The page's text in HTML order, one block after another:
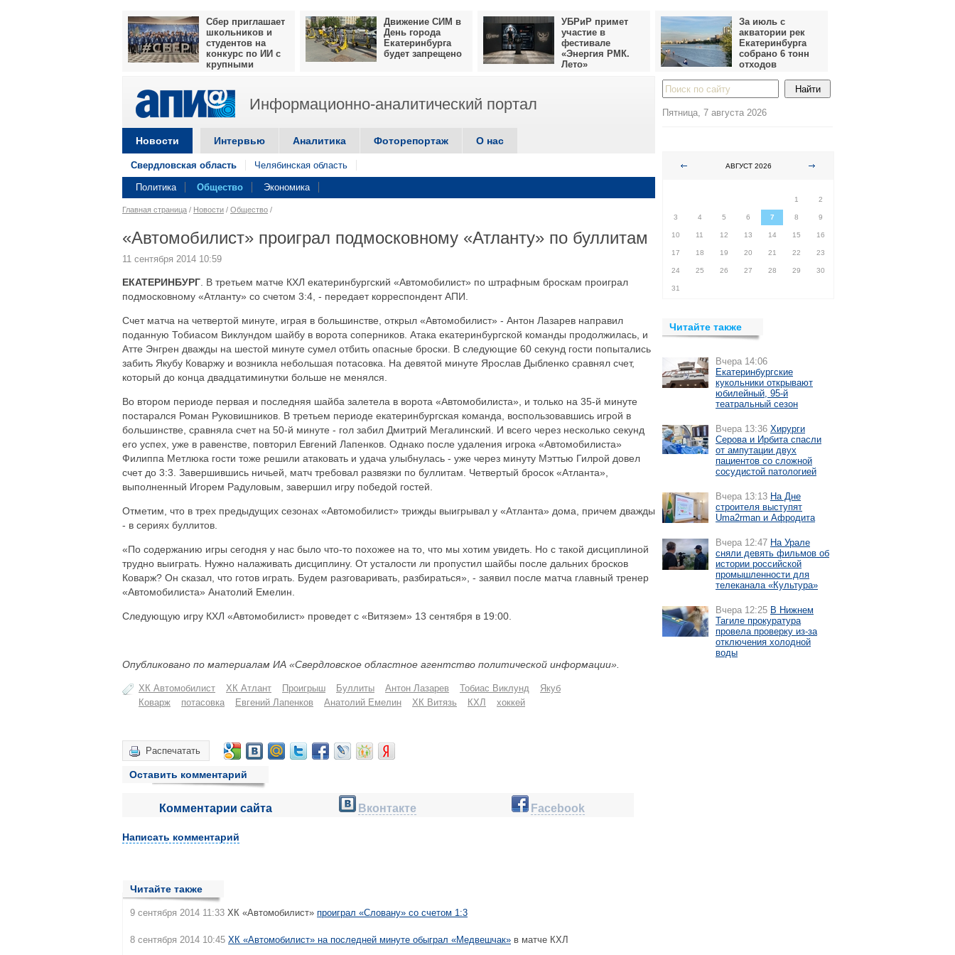
Сбер приглашает
школьников и
студентов на
конкурс по ИИ с
крупными
Движение СИМ в
День города
Екатеринбурга
будет запрещено
УБРиР примет
участие в
фестивале
«Энергия РМК.
Лето»
За июль с
акватории рек
Екатеринбурга
собрано 6 тонн
отходов
Информационно-аналитический портал
Новости Интервью Аналитика Фоторепортаж О нас
Свердловская область Челябинская область
Политика Общество Экономика
Главная страница / Новости / Общество /
«Автомобилист» проиграл подмосковному «Атланту» по буллитам
11 сентября 2014 10:59
ЕКАТЕРИНБУРГ . В третьем матче КХЛ екатеринбургский «Автомобилист» по штрафным броскам проиграл
подмосковному «Атланту» со счетом 3:4, - передает корреспондент АПИ.
Счет матча на четвертой минуте, играя в большинстве, открыл «Автомобилист» - Антон Лазарев направил
поданную Тобиасом Виклундом шайбу в ворота соперников. Атака екатеринбургской команды продолжилась, и
Атте Энгрен дважды на шестой минуте сумел отбить опасные броски. В следующие 60 секунд гости попытались
забить Якубу Коваржу и возникла небольшая потасовка. На девятой минуте Ярослав Дыбленко сравнял счет,
который до конца двадцатиминутки больше не менялся.
Во втором периоде первая и последняя шайба залетела в ворота «Автомобилиста», и только на 35-й минуте
постарался Роман Руковишников. В третьем периоде екатеринбургская команда, воспользовавшись игрой в
большинстве, сравняла счет на 50-й минуте - гол забил Дмитрий Мегалинский. И всего через несколько секунд
его успех, уже в равенстве, повторил Евгений Лапенков. Однако после удаления игрока «Автомобилиста»
Филиппа Метлюка гости тоже решили атаковать и удача улыбнулась - уже через минуту Мэттью Гилрой довел
счет до 3:3. Завершившись ничьей, матч требовал развязки по буллитам. Четвертый бросок «Атланта»,
выполненный Игорем Радуловым, завершил игру победой гостей.
Отметим, что в трех предыдущих сезонах «Автомобилист» трижды выигрывал у «Атланта» дома, причем дважды
- в сериях буллитов.
«По содержанию игры сегодня у нас было что-то похожее на то, что мы хотим увидеть. Но с такой дисциплиной
трудно выиграть. Нужно налаживать дисциплину. От усталости ли пропустил шайбы после дальних бросков
Коварж? Он сказал, что готов играть. Будем разговаривать, разбираться», - заявил после матча главный тренер
«Автомобилиста» Анатолий Емелин.
Следующую игру КХЛ «Автомобилист» проведет с «Витязем» 13 сентября в 19:00.
Опубликовано по материалам ИА «Свердловское областное агентство политической информации».
ХК Автомобилист ХК Атлант Проигрыш Буллиты Антон Лазарев Тобиас Виклунд
Якуб
Коварж
потасовка Евгений Лапенков Анатолий Емелин ХК Витязь КХЛ хоккей
Распечатать
Оставить комментарий
Комментарии сайта Вконтакте Facebook
Написать комментарий
Читайте также
9 сентября 2014 11:33 ХК «Автомобилист» проиграл «Словану» со счетом 1:3
8 сентября 2014 10:45 ХК «Автомобилист» на последней минуте обыграл «Медвешчак» в матче КХЛ
Пятница, 7 августа 2026
АВГУСТ 2026
1
2
3 4 5 6 7 8 9
10 11 12 13 14 15 16
17 18 19 20 21 22 23
24 25 26 27 28 29 30
31
Читайте также
Вчера 14:06
Екатеринбургские
кукольники открывают
юбилейный, 95-й
театральный сезон
Вчера 13:36 Хирурги
Серова и Ирбита спасли
от ампутации двух
пациентов со сложной
сосудистой патологией
Вчера 13:13 На Дне
строителя выступят
Uma2rman и Афродита
Вчера 12:47 На Урале
сняли девять фильмов об
истории российской
промышленности для
телеканала «Культура»
Вчера 12:25 В Нижнем
Тагиле прокуратура
провела проверку из-за
отключения холодной
воды